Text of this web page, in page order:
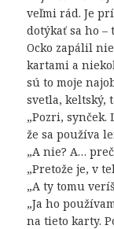
veľmi rád. Je
dotýkať sa ho –
Ocko zapálil
kartami a
sú to moje
svetla, keltský,
„Pozri,
že sa používa
„A nie? A…
„Pretože je, v
„A ty tomu
„Ja ho
na tieto karty.